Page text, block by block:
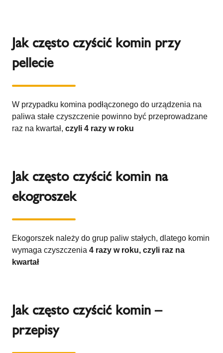
Jak często czyścić komin przy
pellecie
W przypadku komina podłączonego do urządzenia na
paliwa stałe czyszczenie powinno być przeprowadzane
raz na kwartał, czyli 4 razy w roku
Jak często czyścić komin na
ekogroszek
Ekogorszek należy do grup paliw stałych, dlatego komin
wymaga czyszczenia 4 razy w roku, czyli raz na
kwartał
Jak często czyścić komin –
przepisy